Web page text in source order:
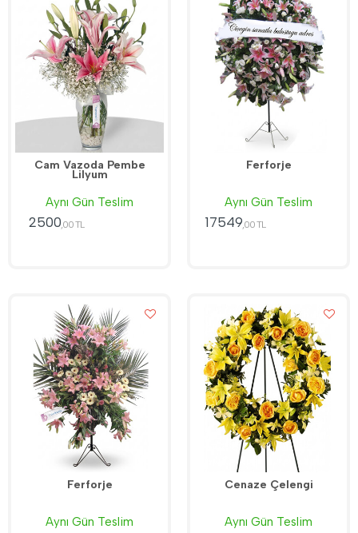
Cam Vazoda Pembe
Lilyum
Aynı Gün Teslim
2500,00 TL
Ferforje
Aynı Gün Teslim
17549 ,00 TL
Ferforje
Aynı Gün Teslim
Cenaze Çelengi
Aynı Gün Teslim